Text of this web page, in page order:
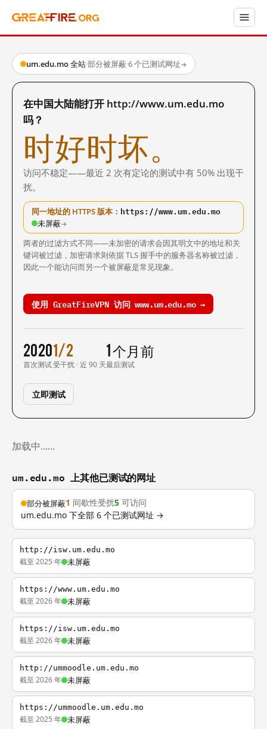
um.edu.mo 全站·部分被屏蔽·6 个已测试网址→
在中国大陆能打开 http://www.um.edu.mo
吗？
时好时坏。
访问不稳定——最近 2 次有定论的测试中有 50% 出现干
扰。
同一地址的 HTTPS 版本： https://www.um.edu.mo
未屏蔽→
两者的过滤方式不同——未加密的请求会因其明文中的地址和关
键词被过滤，加密请求则依据 TLS 握手中的服务器名称被过滤，
因此一个能访问而另一个被屏蔽是常见现象。
使用 GreatFireVPN 访问 www.um.edu.mo →
2020
首次测试
1/2
受干扰 · 近 90 天
1 个月前
最后测试
立即测试
加载中……
um.edu.mo 上其他已测试的网址
部分被屏蔽1 间歇性受扰5 可访问
um.edu.mo 下全部 6 个已测试网址 →
http://isw.um.edu.mo
截至 2025 年 未屏蔽
https://www.um.edu.mo
截至 2026 年 未屏蔽
https://isw.um.edu.mo
截至 2026 年 未屏蔽
http://ummoodle.um.edu.mo
截至 2026 年 未屏蔽
https://ummoodle.um.edu.mo
截至 2025 年 未屏蔽